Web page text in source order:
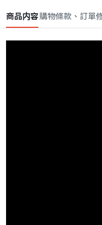
商品内容購物條款、訂單